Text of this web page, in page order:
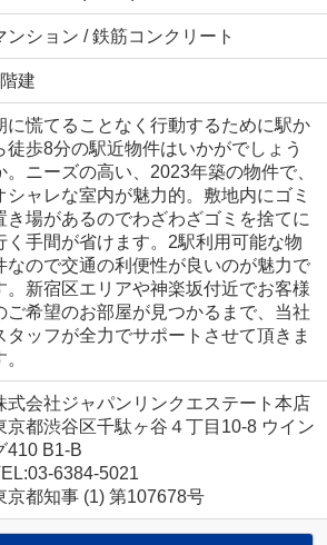
ンション / 鉄筋コンクリート
建
に慌てることなく行動するために駅か
徒歩8分の駅近物件はいかがでしょう
。ニーズの高い、2023年築の物件で、
シャレな室内が魅力的。敷地内にゴミ
き場があるのでわざわざゴミを捨てに
く手間が省けます。2駅利用可能な物
なので交通の利便性が良いのが魅力で
。新宿区エリアや神楽坂付近でお客様
ご希望のお部屋が見つかるまで、当社
タッフが全力でサポートさせて頂きま
式会社ジャパンリンクエステート本店
京都渋谷区千駄ヶ谷４丁目10-8 ウイン
410 B1-B
6384-5021
京都知事 (1) 第107678号